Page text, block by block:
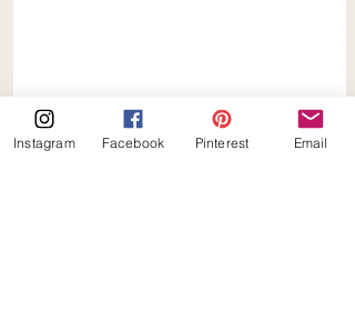
Instagram Facebook Pinterest Email